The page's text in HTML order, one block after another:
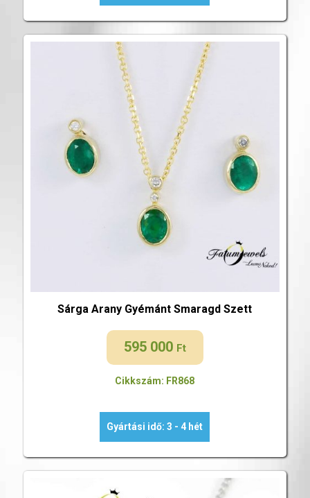
Sárga Arany Gyémánt Smaragd Szett
595 000 Ft
Cikkszám: FR868
Gyártási idő: 3 - 4 hét